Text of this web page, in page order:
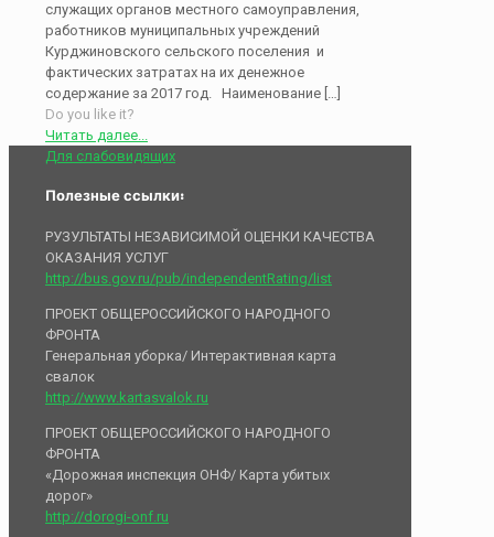
служащих органов местного самоуправления,
работников муниципальных учреждений
Курджиновского сельского поселения и
фактических затратах на их денежное
содержание за 2017 год. Наименование […]
Do you like it?
Читать далее...
Для слабовидящих
Полезные ссылки:
РУЗУЛЬТАТЫ НЕЗАВИСИМОЙ ОЦЕНКИ КАЧЕСТВА
ОКАЗАНИЯ УСЛУГ
http://bus.gov.ru/pub/independentRating/list
ПРОЕКТ ОБЩЕРОССИЙСКОГО НАРОДНОГО
ФРОНТА
Генеральная уборка/ Интерактивная карта
свалок
http://www.kartasvalok.ru
ПРОЕКТ ОБЩЕРОССИЙСКОГО НАРОДНОГО
ФРОНТА
«Дорожная инспекция ОНФ/ Карта убитых
дорог»
http://dorogi-onf.ru